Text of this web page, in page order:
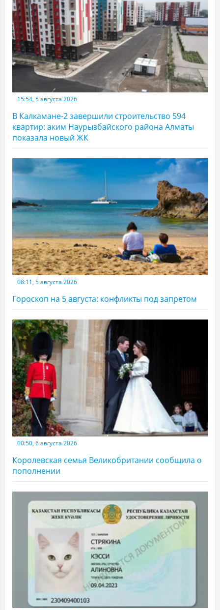
15:54, 5 августа 2026
В Калкамане-2 завершили строительство 594
квартир: аким Наурызбайского района Алматы
показала новый ЖК
08:11, 5 августа 2026
Гороскоп на 5 августа: конфликты под запретом
00:50, 6 августа 2026
Королевская семья Великобритании сообщила о
пополнении